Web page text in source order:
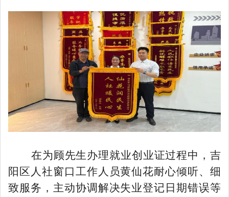
在为顾先生办理就业创业证过程中，吉
阳区人社窗口工作人员黄仙花耐心倾听、细
致服务，主动协调解决失业登记日期错误等